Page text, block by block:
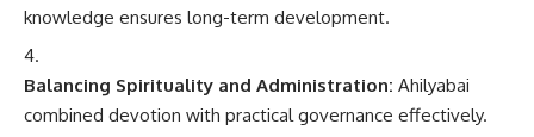
knowledge ensures long-term development.
Balancing Spirituality and Administration: Ahilyabai
combined devotion with practical governance effectively.